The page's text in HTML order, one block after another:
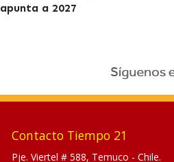
apunta a 2027
Contacto Tiempo 21
Pje. Viertel # 588, Temuco - Chile.